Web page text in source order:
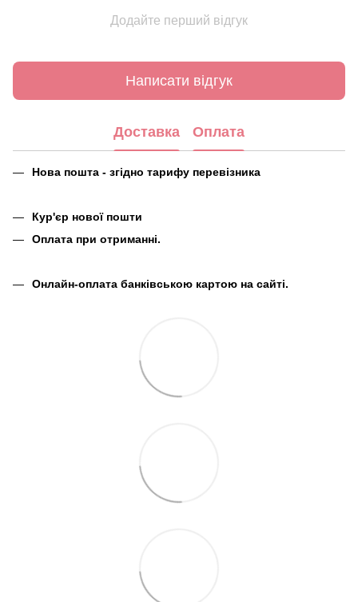
Додайте перший відгук
Написати відгук
Доставка Оплата
Нова пошта - згідно тарифу перевізника
Кур'єр нової пошти
Оплата при отриманні.
Онлайн-оплата банківською картою на сайті.